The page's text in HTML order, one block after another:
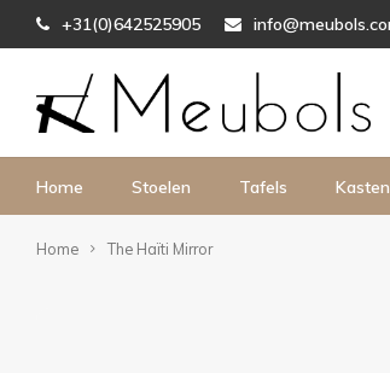
+31(0)642525905
Home Stoelen Tafels
Home The Haïti Mirror